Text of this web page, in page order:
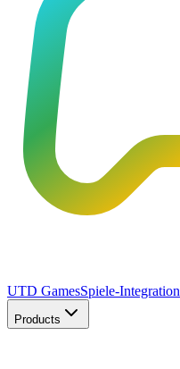
UTD GamesSpiele-Integration
Products